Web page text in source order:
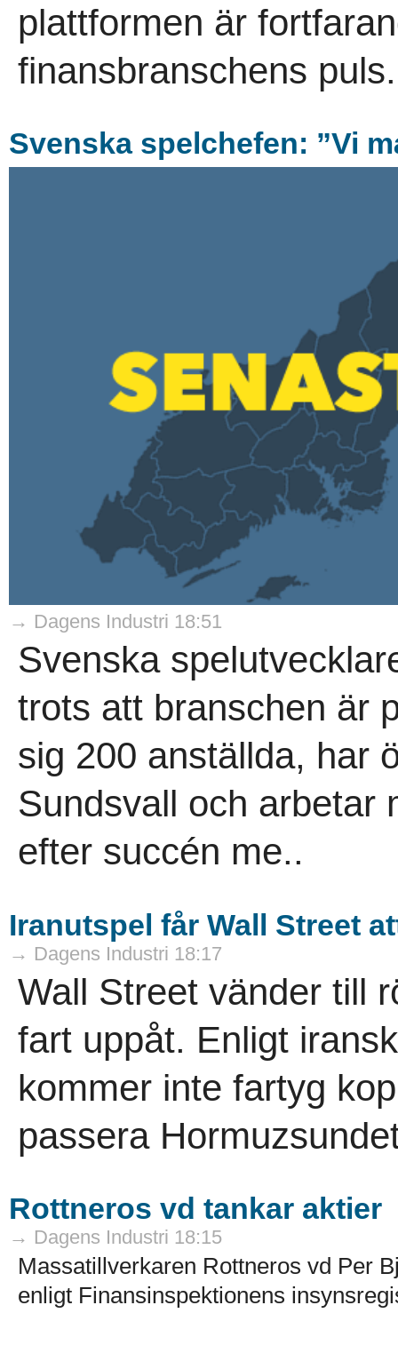
plattformen är
finansbranschens
Svenska spelchefen: ”Vi
→ Dagens Industri 18:51
Svenska
trots att branschen är
sig 200 anställda, har
Sundsvall och arbetar
efter succén me..
Iranutspel får Wall Street
→ Dagens Industri 18:17
Wall Street vänder till
fart uppåt. Enligt
kommer inte fartyg
passera
Rottneros vd tankar aktier
→ Dagens Industri 18:15
Massatillverkaren Rottneros vd Per
enligt Finansinspektionens